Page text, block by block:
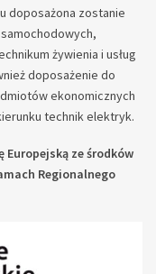
doposażona zostanie
żywienia i usług
doposażenie do
ekonomicznych
technik elektryk.
ze środków
Regionalnego